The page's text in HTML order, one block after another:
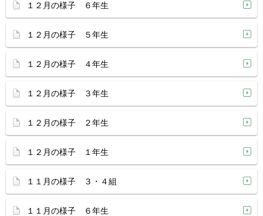
１２月の様子 ６年生
１２月の様子 ５年生
１２月の様子 ４年生
１２月の様子 ３年生
１２月の様子 ２年生
１２月の様子 １年生
１１月の様子 ３・４組
１１月の様子 ６年生